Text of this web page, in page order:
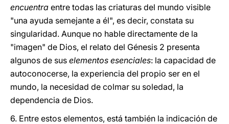
encuentra entre todas las criaturas del mundo visible
"una ayuda semejante a él", es decir, constata su
singularidad. Aunque no hable directamente de la
"imagen" de Dios, el relato del Génesis 2 presenta
algunos de sus elementos esenciales: la capacidad de
autoconocerse, la experiencia del propio ser en el
mundo, la necesidad de colmar su soledad, la
dependencia de Dios.
6. Entre estos elementos, está también la indicación de